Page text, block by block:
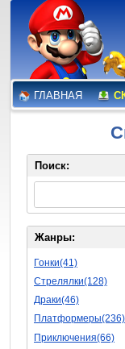
ГЛАВНАЯ
Поиск:
Жанры:
Гонки(41)
Стрелялки(128)
Драки(46)
Платформеры(236)
Приключения(66)